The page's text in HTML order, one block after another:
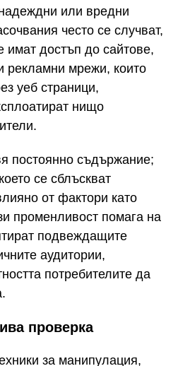
или вредни
често се случват,
имат достъп до сайтове,
рекламни мрежи, които
уеб страници,
нищо
постоянно съдържание;
се сблъскват
от фактори като
променливост помага на
подвеждащите
аудитории,
потребителите да
проверка
за манипулация,